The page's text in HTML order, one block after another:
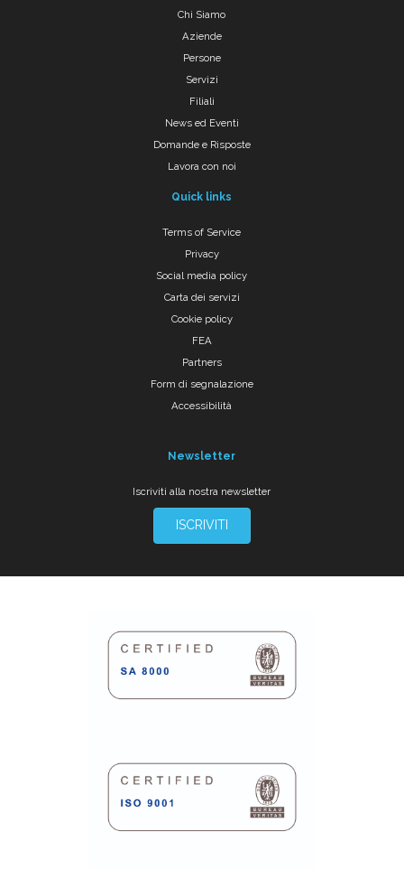
Chi Siamo
Aziende
Persone
Servizi
Filiali
News ed Eventi
Domande e Risposte
Lavora con noi
Quick links
Terms of Service
Privacy
Social media policy
Carta dei servizi
Cookie policy
FEA
Partners
Form di segnalazione
Accessibilità
Newsletter
Iscriviti alla nostra newsletter
ISCRIVITI